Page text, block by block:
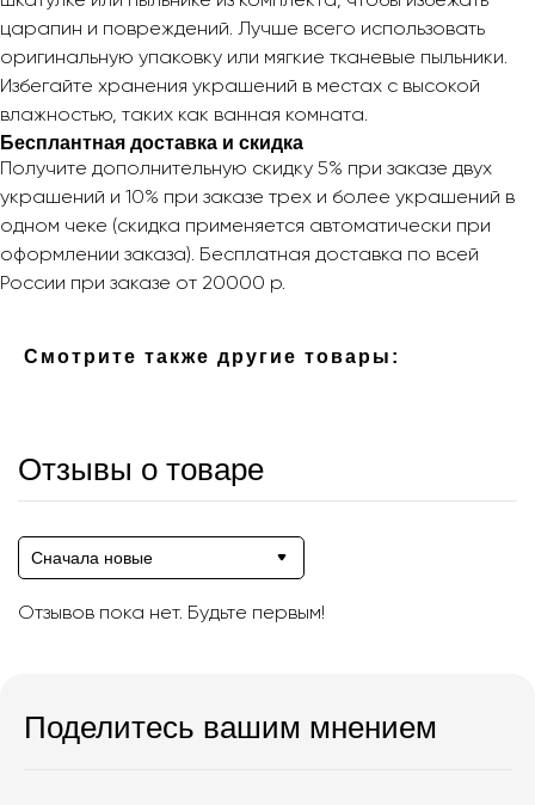
царапин и повреждений. Лучше всего использовать
оригинальную упаковку или мягкие тканевые пыльники.
Избегайте хранения украшений в местах с высокой
влажностью, таких как ванная комната.
Бесплантная доставка и скидка
Получите дополнительную скидку 5% при заказе двух
украшений и 10% при заказе трех и более украшений в
одном чеке (скидка применяется автоматически при
оформлении заказа). Бесплатная доставка по всей
России при заказе от 20000 р.
Смотрите также другие товары:
Отзывы о товаре
Сначала новые
Отзывов пока нет. Будьте первым!
Поделитесь вашим мнением